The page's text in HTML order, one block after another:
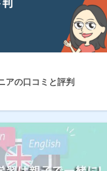
アの口コミと評判